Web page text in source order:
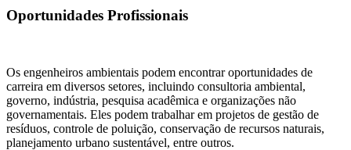
Oportunidades Profissionais
Os engenheiros ambientais podem encontrar oportunidades de
carreira em diversos setores, incluindo consultoria ambiental,
governo, indústria, pesquisa acadêmica e organizações não
governamentais. Eles podem trabalhar em projetos de gestão de
resíduos, controle de poluição, conservação de recursos naturais,
planejamento urbano sustentável, entre outros.